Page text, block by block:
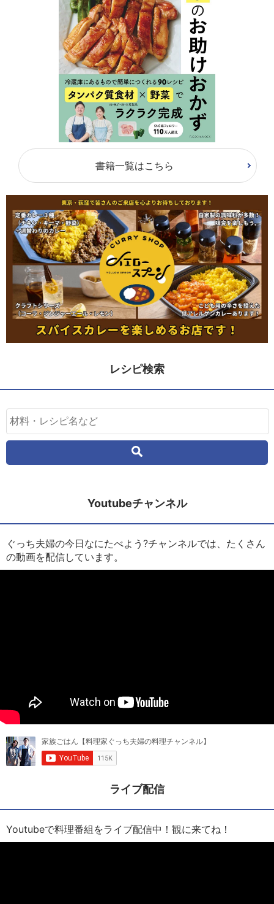
書籍一覧はこちら
レシピ検索
Youtubeチャンネル
ぐっち夫婦の今日なにたべよう?チャンネルでは、たくさん
の動画を配信しています。
ライブ配信
Youtubeで料理番組をライブ配信中！観に来てね！